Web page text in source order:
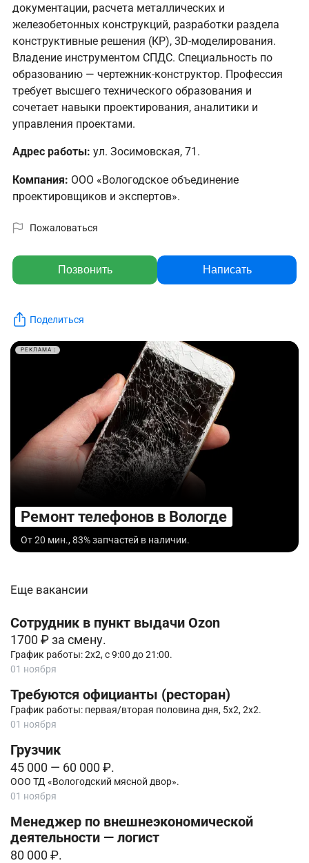
документации, расчета металлических и
железобетонных конструкций, разработки раздела
конструктивные решения (КР), 3D-моделирования.
Владение инструментом СПДС. Специальность по
образованию — чертежник-конструктор. Профессия
требует высшего технического образования и
сочетает навыки проектирования, аналитики и
управления проектами.
Адрес работы: ул. Зосимовская, 71.
Компания: ООО «Вологодское объединение
проектировщиков и экспертов».
Пожаловаться
Позвонить Написать
Поделиться
РЕКЛАМА
Ремонт телефонов в Вологде
От 20 мин., 83% запчастей в наличии.
Еще вакансии
Сотрудник в пункт выдачи Ozon
1700 ₽ за смену.
График работы: 2х2, с 9:00 до 21:00.
01 ноября
Требуются официанты (ресторан)
График работы: первая/вторая половина дня, 5х2, 2х2.
01 ноября
Грузчик
45 000 — 60 000 ₽.
ООО ТД «Вологодский мясной двор».
01 ноября
Менеджер по внешнеэкономической
деятельности — логист
80 000 ₽.